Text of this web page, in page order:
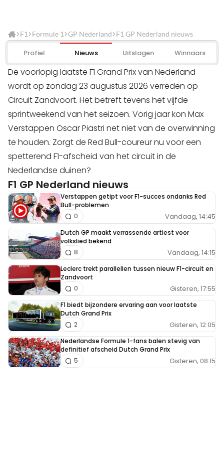
F1 Formule 1 GP Nederland F1 GP Nederland nieuws
Profiel Nieuws Uitslagen Winnaars
De voorlopig laatste F1 Grand Prix van Nederland
wordt op zondag 23 augustus 2026 verreden op
Circuit Zandvoort. Het betreft tevens het vijfde
sprintweekend van het seizoen. Vorig jaar kon Max
Verstappen Oscar Piastri net niet van de overwinning
te houden. Zorgt de Red Bull-coureur nu voor een
spetterend F1-afscheid van het circuit in de
Nederlandse duinen?
F1 GP Nederland nieuws
Verstappen getipt voor F1-succes ondanks Red
Bull-problemen
Vandaag, 14:45
0
Dutch GP maakt verrassende artiest voor
volkslied bekend
Vandaag, 14:15
8
Leclerc trekt parallellen tussen nieuw F1-circuit en
Zandvoort
Gisteren, 17:55
0
F1 biedt bijzondere ervaring aan voor laatste
Dutch Grand Prix
Gisteren, 12:05
2
Nederlandse Formule 1-fans balen stevig van
definitief afscheid Dutch Grand Prix
Gisteren, 08:15
5